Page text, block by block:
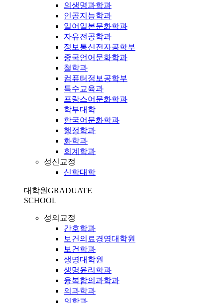
의생명과학과
인공지능학과
일어일본문화학과
자유전공학과
정보통신전자공학부
중국언어문화학과
철학과
컴퓨터정보공학부
특수교육과
프랑스어문화학과
학부대학
한국어문화학과
행정학과
화학과
회계학과
성신교정
신학대학
대학원GRADUATE
SCHOOL
성의교정
간호학과
보건의료경영대학원
보건학과
생명대학원
생명윤리학과
융복합의과학과
의과학과
의학과